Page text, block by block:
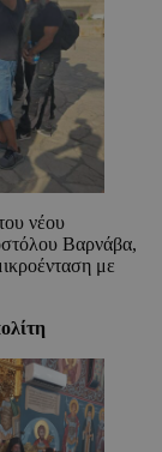
νέου
Βαρνάβα,
με